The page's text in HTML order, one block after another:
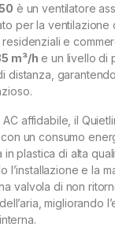
è un ventilatore
per la ventilazione
e
m³/h e un livello di
distanza,
affidabile, il
un consumo
in plastica di alta
l’installazione e la
valvola di non
migliorando